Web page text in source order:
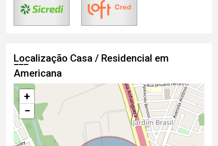
Localização Casa / Residencial em
Americana
+
−